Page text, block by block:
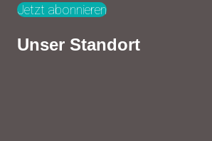
Jetzt abonnieren
Unser Standort